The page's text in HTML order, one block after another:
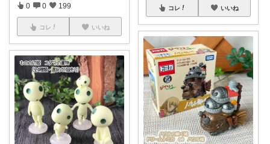
0 0 199
コレ いいね
コレ いいね